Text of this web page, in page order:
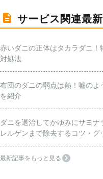
サービス関連最
赤いダニの正体はタカラダニ
対処法
布団のダニの弱点は熱！嘘の
を紹介
ダニを退治してかゆみにサヨ
レルゲンまで除去するコツ・グ
最新記事をもっと見る